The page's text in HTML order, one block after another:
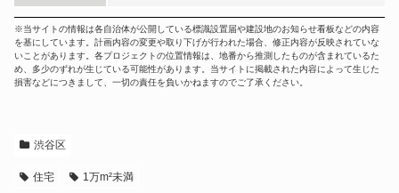
※当サイトの情報は各自治体が公開している標識設置届や建設地のお知らせ看板などの内容
を基にしています。計画内容の変更や取り下げが行われた場合、修正内容が反映されていな
いことがあります。各プロジェクトの位置情報は、地番から推測したものが含まれているた
め、多少のずれが生じている可能性があります。当サイトに掲載された内容によって生じた
損害などにつきまして、一切の責任を負いかねますのでご了承ください。
渋谷区
住宅 1万m²未満